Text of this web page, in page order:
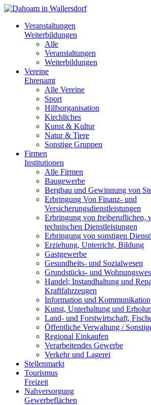
Veranstaltungen
Weiterbildungen
Alle
Veranstaltungen
Weiterbildungen
Vereine
Ehrenamt
Alle Vereine
Sport
Hilfsorganisation
Kirchliches
Kunst & Kultur
Natur & Tiere
Sonstige Gruppen
Firmen
Institutionen
Alle Firmen
Baugewerbe
Bergbau und Gewinnung von
Erbringung Von Finanz- und
Versicherungsdienstleistungen
Erbringung von freiberuflichen,
technischen Dienstleistungen
Erbringung von sonstigen
Erziehung, Unterricht, Bildung
Gastgewerbe
Gesundheits- und Sozialwesen
Grundstücks- und
Handel; Instandhaltung und
Kraftfahrzeugen
Information und Kommunikation
Kunst, Unterhaltung und
Land- und Forstwirtschaft,
Öffentliche Verwaltung /
Regional Einkaufen
Verarbeitendes Gewerbe
Verkehr und Lagerei
Stellenmarkt
Tourismus
Freizeit
Nahversorgung
Gewerbeflächen